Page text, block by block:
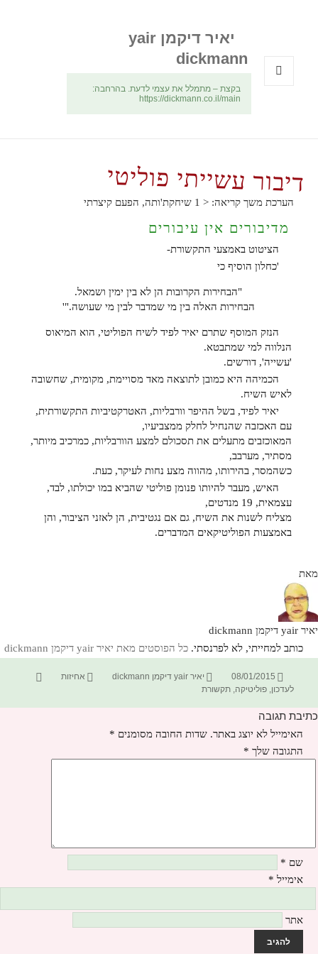
יאיר דיקמן yair
dickmann
בקצת – מתמלל את עצמי לדעת. בהרחבה:
https://dickmann.co.il/main
דיבור עשייתי פוליטי
הערכת משך קריאה: < 1 שיחקת'ותה, הפעם קיצרתי
מדיבורים אין עיבורים
הציטוט באמצעי התקשורת-
'כחלון הוסיף כי
"הבחירות הקרובות הן לא בין ימין ושמאל.
הבחירות האלה בין מי שמדבר לבין מי שעושה."'
הנזק המוסף שתרם יאיר לפיד לשיח הפוליטי, הוא המיאוס
הנלווה למי שמתבטא.
'עשייה', דורשים.
הכמיהה היא כמובן לתוצאה מאד מסויימת, מקומית, שחשובה
לאיש השיח.
יאיר לפיד, בשל ההיפר וורבליות, האטרקטיביות התקשורתית,
עם האכזבה שהנחיל לחלק ממצביעיו,
המאוכזבים מתעלים את תסכולם למצע הוורבליות, כמרכיב מיותר,
מסתיר, מערבב,
כשהמסר, בהירותו, מהווה מצע נחות לעיקר, כעת.
האיש, מעבר להיותו פנומן פוליטי שהביא במו יכולתו, לבד,
עצמאית, 19 מנדטים,
מצליח לשנות את השיח, גם אם נגטיבית, הן לאזני הציבור, והן
באמצעות הפוליטיקאים המדברים.
מאת
יאיר yair דיקמן dickmann
כותב למחייתי, לא לפרנסתי. כל הפוסטים מאת יאיר yair דיקמן dickmann‏
פורסם
בתאריך
08/01/2015 מחבר
יאיר yair דיקמן dickmann קטגוריות
אחיזות
לעדכון,פוליטיקה,תקשורת
כתיבת תגובה
האימייל לא יוצג באתר. שדות החובה מסומנים *
התגובה שלך *
שם *
אימייל *
אתר